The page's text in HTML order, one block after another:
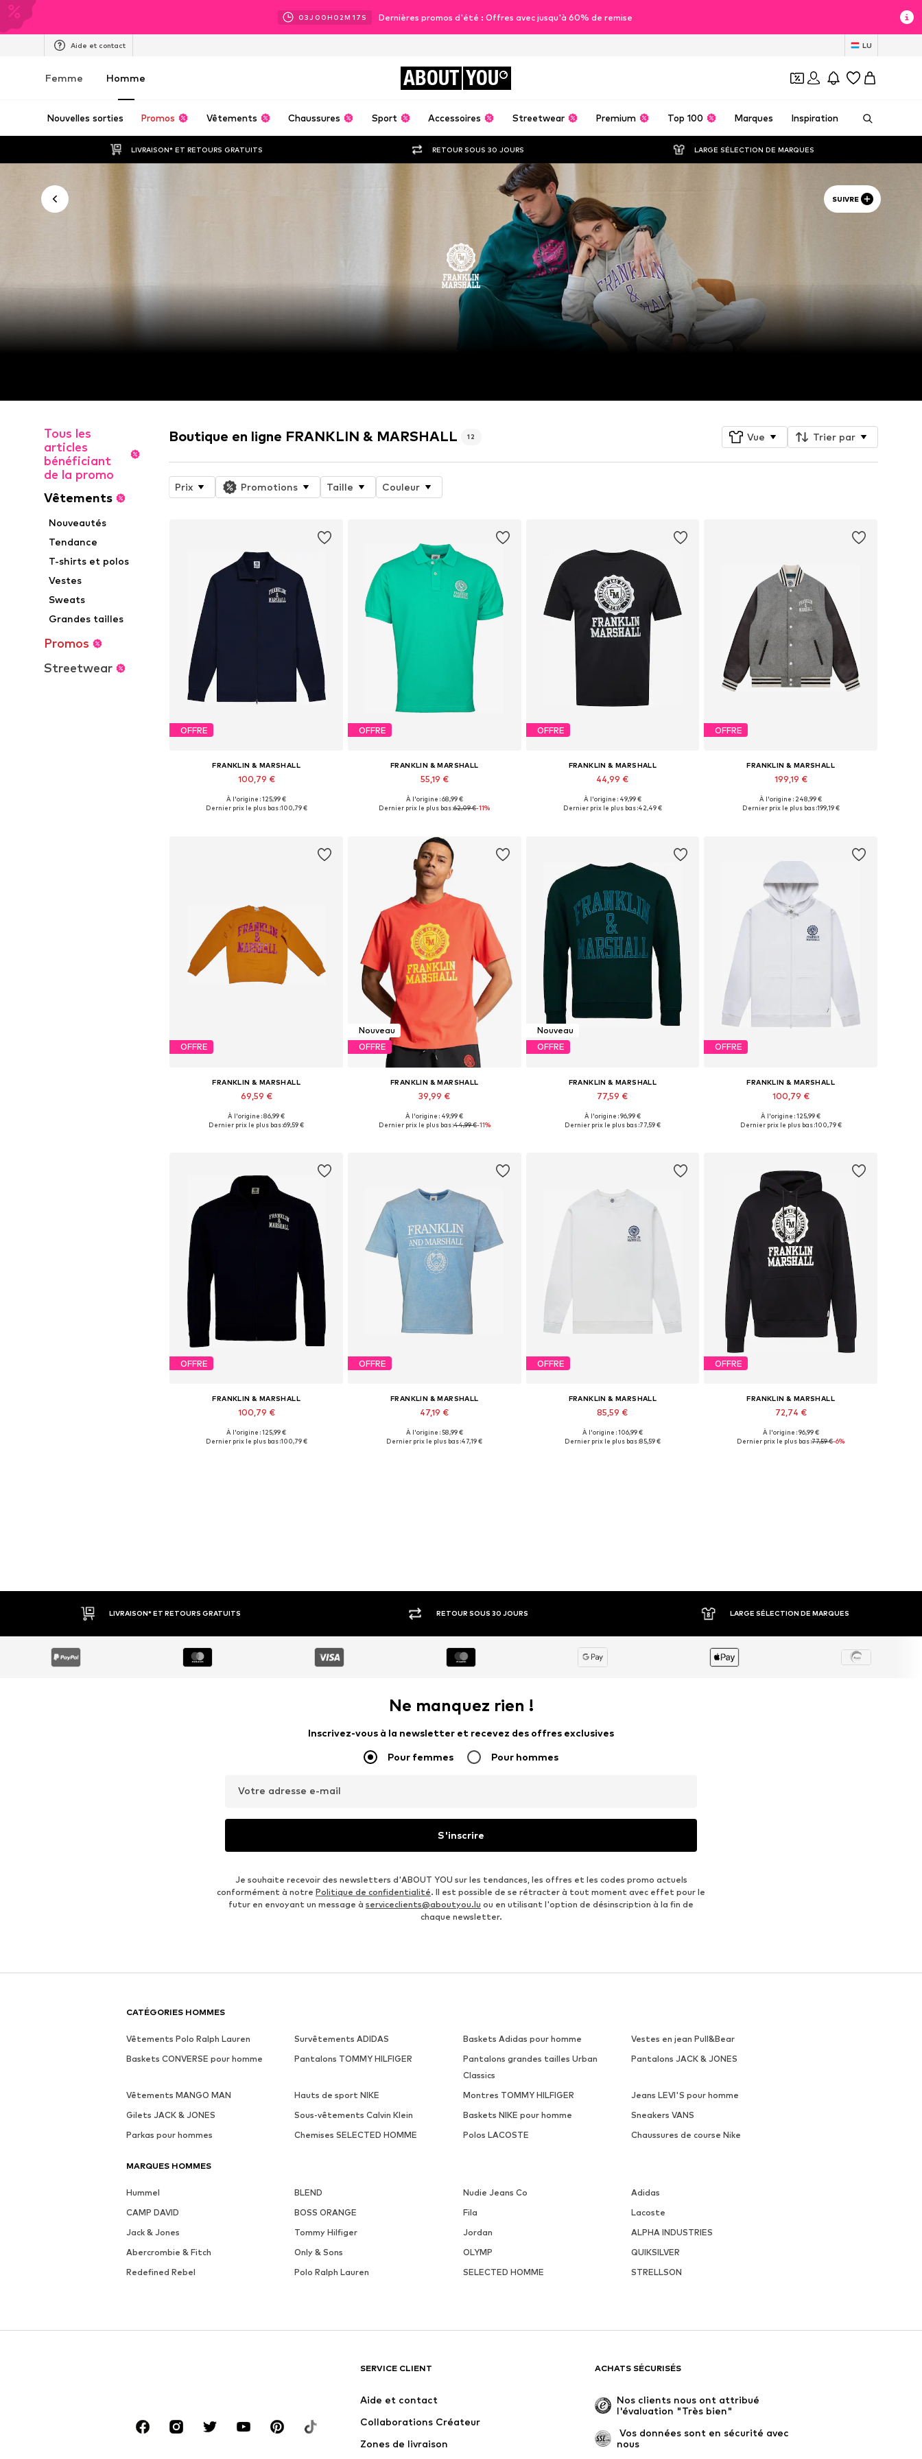
03J 00H 02M 16 S Dernières promos d'été : Offres avec jusqu'à 60% de remise
Aide et contact LU
Femme Homme ABOUT YOU
Nouvelles sorties Promos Vêtements Chaussures Sport Accessoires Streetwear Premium Top 100 Marques Inspiration
LIVRAISON* ET RETOURS GRATUITS RETOUR SOUS 30 JOURS LARGE SÉLECTION DE MARQUES
SUIVRE
Tous les
articles
bénéficiant
de la promo
Vêtements
Nouveautés
Tendance
T-shirts et polos
Vestes
Sweats
Grandes tailles
Promos
Streetwear
Boutique en ligne FRANKLIN & MARSHALL 12 Vue Trier par
Prix Promotions Taille Couleur
OFFRE
FRANKLIN & MARSHALL
100,79 €
Tailles disponibles: M, L, XL
À l'origine : 125,99 €
Dernier prix le plus bas :100,79 €
OFFRE
FRANKLIN & MARSHALL
55,19 €
Tailles disponibles: M, L, XL, XXL
À l'origine : 68,99 €
Dernier prix le plus bas :62,09 €-11%
OFFRE
FRANKLIN & MARSHALL
44,99 €
Tailles disponibles: M, L, XL, XXL
À l'origine : 49,99 €
Dernier prix le plus bas :42,49 €
OFFRE
FRANKLIN & MARSHALL
199,19 €
Tailles disponibles: M, L, XL
À l'origine : 248,99 €
Dernier prix le plus bas :199,19 €
OFFRE
FRANKLIN & MARSHALL
69,59 €
Tailles disponibles: M, L, XL
À l'origine : 86,99 €
Dernier prix le plus bas :69,59 €
Nouveau
OFFRE
FRANKLIN & MARSHALL
39,99 €
Tailles disponibles: XXL
À l'origine : 49,99 €
Dernier prix le plus bas :44,99 €-11%
Nouveau
OFFRE
FRANKLIN & MARSHALL
77,59 €
Tailles disponibles: L
À l'origine : 96,99 €
Dernier prix le plus bas :77,59 €
OFFRE
FRANKLIN & MARSHALL
100,79 €
Tailles disponibles: L, XL
À l'origine : 125,99 €
Dernier prix le plus bas :100,79 €
OFFRE
FRANKLIN & MARSHALL
100,79 €
Tailles disponibles: L, XL
À l'origine : 125,99 €
Dernier prix le plus bas :100,79 €
OFFRE
FRANKLIN & MARSHALL
47,19 €
Tailles disponibles: M
À l'origine : 58,99 €
Dernier prix le plus bas :47,19 €
OFFRE
FRANKLIN & MARSHALL
85,59 €
Tailles disponibles: XL
À l'origine : 106,99 €
Dernier prix le plus bas :85,59 €
OFFRE
FRANKLIN & MARSHALL
72,74 €
Tailles disponibles: M
À l'origine : 96,99 €
Dernier prix le plus bas :77,59 €-6%
LIVRAISON* ET RETOURS GRATUITS RETOUR SOUS 30 JOURS LARGE SÉLECTION DE MARQUES
Ne manquez rien !
Inscrivez-vous à la newsletter et recevez des offres exclusives
Pour femmes Pour hommes
Votre adresse e-mail
S'inscrire
Je souhaite recevoir des newsletters d'ABOUT YOU sur les tendances, les offres et les codes promo actuels
conformément à notre Politique de confidentialité. Il est possible de se rétracter à tout moment avec effet pour le
futur en envoyant un message à serviceclients@aboutyou.lu ou en utilisant l'option de désinscription à la fin de
chaque newsletter.
CATÉGORIES HOMMES
Vêtements Polo Ralph Lauren Survêtements ADIDAS Baskets Adidas pour homme
Vestes en jean Pull&Bear
Baskets CONVERSE pour homme
Pantalons TOMMY HILFIGER
Pantalons grandes tailles Urban
Classics
Pantalons JACK & JONES
Vêtements MANGO MAN Hauts de sport NIKE Montres TOMMY HILFIGER
Jeans LEVI'S pour homme
Gilets JACK & JONES
Sous-vêtements Calvin Klein Baskets NIKE pour homme
Sneakers VANS
Parkas pour hommes
Chemises SELECTED HOMME Polos LACOSTE Chaussures de course Nike
MARQUES HOMMES
Hummel BLEND Nudie Jeans Co
Adidas
CAMP DAVID
BOSS ORANGE Fila
Lacoste
Jack & Jones
Tommy Hilfiger Jordan
ALPHA INDUSTRIES
Abercrombie & Fitch
Only & Sons OLYMP
QUIKSILVER
Redefined Rebel
Polo Ralph Lauren SELECTED HOMME STRELLSON
SERVICE CLIENT
Aide et contact
Collaborations Créateur
Zones de livraison
ACHATS SÉCURISÉS
Nos clients nous ont attribué
l'évaluation "Très bien"
nous